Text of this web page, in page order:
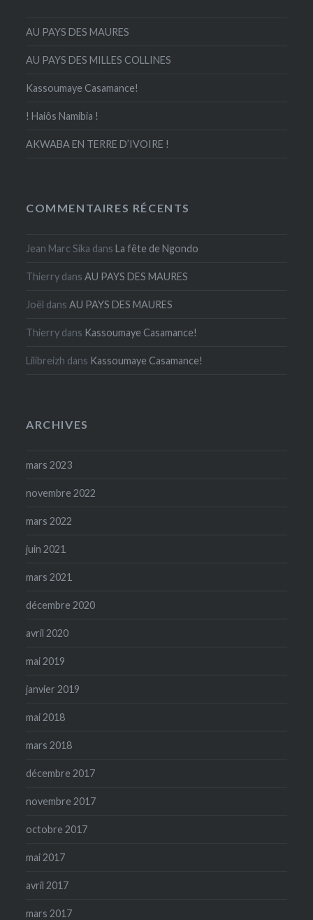
AU PAYS DES MAURES
AU PAYS DES MILLES COLLINES
Kassoumaye Casamance!
! Haiôs Namibia !
AKWABA EN TERRE D’IVOIRE !
COMMENTAIRES RÉCENTS
Jean Marc Sika dansLa fête de Ngondo
Thierry dansAU PAYS DES MAURES
Joël dansAU PAYS DES MAURES
Thierry dans Kassoumaye Casamance!
Lilibreizh dans Kassoumaye Casamance!
ARCHIVES
mars 2023
novembre 2022
mars 2022
juin 2021
mars 2021
décembre 2020
avril 2020
mai 2019
janvier 2019
mai 2018
mars 2018
décembre 2017
novembre 2017
octobre 2017
mai 2017
avril 2017
mars 2017